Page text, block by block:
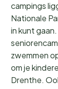
campings
Nationale
in kunt
zwemmen
om je
Drenthe.